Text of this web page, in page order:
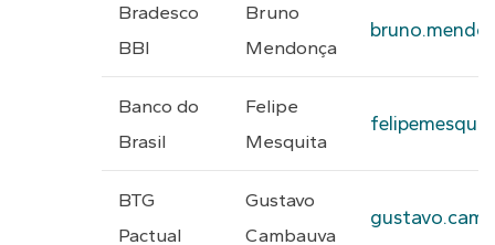
Bradesco
BBI
Bruno
Mendonça
Banco do
Brasil
Felipe
Mesquita
BTG
Pactual
Gustavo
Cambauva